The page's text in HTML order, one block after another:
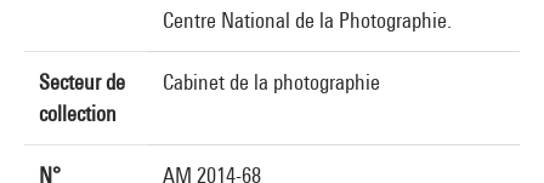
Centre National de la Photographie.
Secteur de
collection
Cabinet de la photographie
N° AM 2014-68